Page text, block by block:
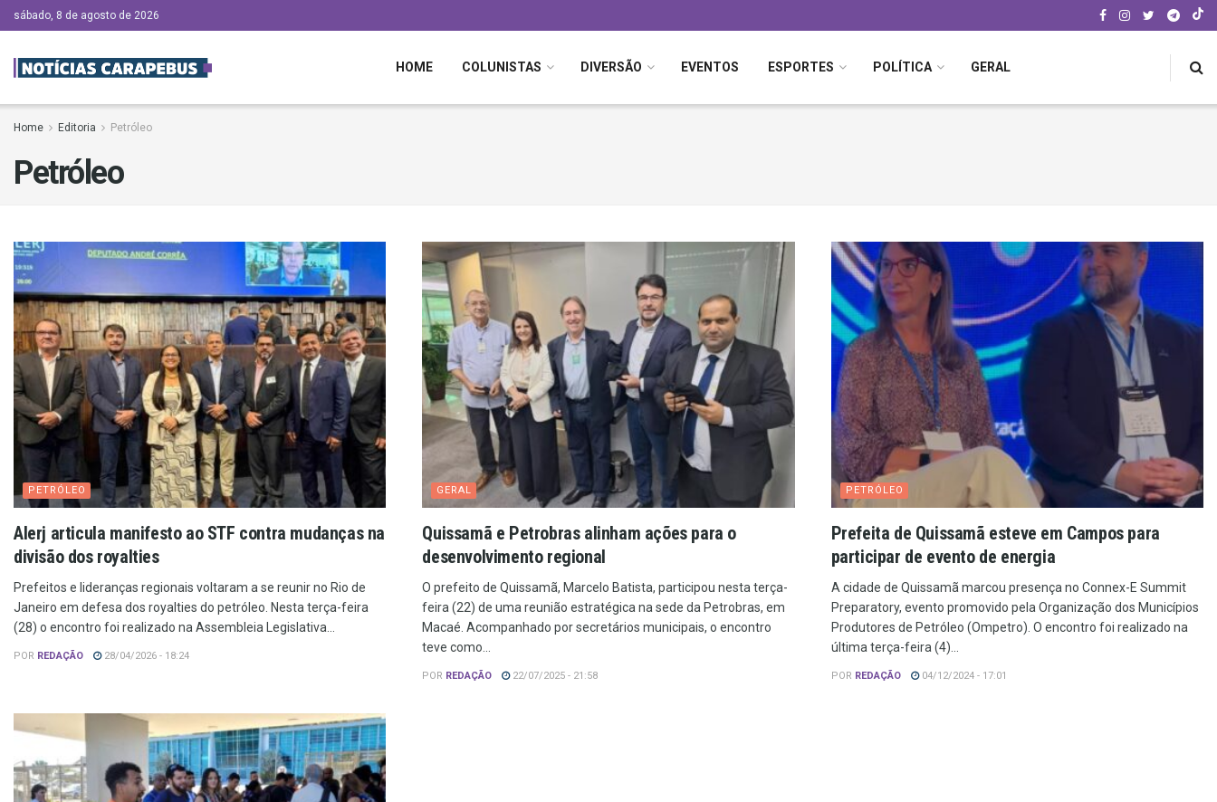
sábado, 8 de agosto de 2026
HOME COLUNISTAS DIVERSÃO EVENTOS ESPORTES POLÍTICA GERAL
Home Editoria Petróleo
Petróleo
PETRÓLEO
Alerj articula manifesto ao STF contra mudanças na
divisão dos royalties
Prefeitos e lideranças regionais voltaram a se reunir no Rio de
Janeiro em defesa dos royalties do petróleo. Nesta terça-feira
(28) o encontro foi realizado na Assembleia Legislativa...
POR REDAÇÃO 28/04/2026 - 18:24
GERAL
Quissamã e Petrobras alinham ações para o
desenvolvimento regional
O prefeito de Quissamã, Marcelo Batista, participou nesta terça-
feira (22) de uma reunião estratégica na sede da Petrobras, em
Macaé. Acompanhado por secretários municipais, o encontro
teve como...
POR REDAÇÃO 22/07/2025 - 21:58
PETRÓLEO
Prefeita de Quissamã esteve em Campos para
participar de evento de energia
A cidade de Quissamã marcou presença no Connex-E Summit
Preparatory, evento promovido pela Organização dos Municípios
Produtores de Petróleo (Ompetro). O encontro foi realizado na
última terça-feira (4)...
POR REDAÇÃO 04/12/2024 - 17:01